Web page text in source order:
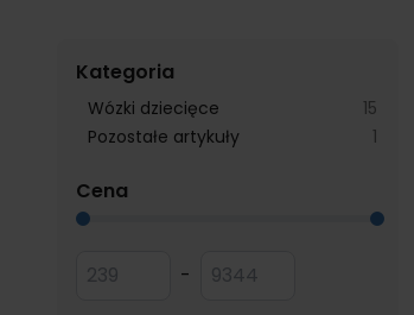
Kategoria
Wózki dziecięce 15
Pozostałe artykuły
1
Cena
Minimum value
- Maksymalna wartość